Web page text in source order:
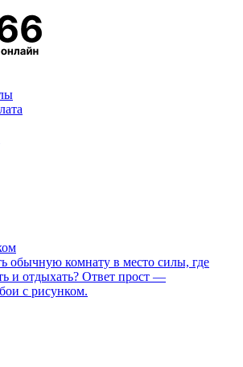
обычную комнату в место силы, где
и отдыхать? Ответ прост —
с рисунком.